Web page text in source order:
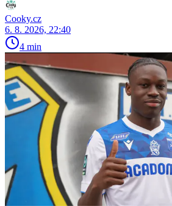
Cooky.cz
6. 8. 2026, 22:40
4 min